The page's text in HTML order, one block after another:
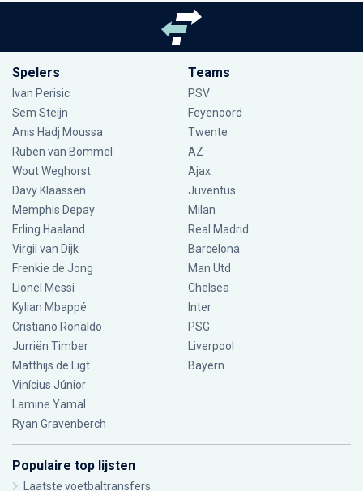
Spelers
Ivan Perisic
Sem Steijn
Anis Hadj Moussa
Ruben van Bommel
Wout Weghorst
Davy Klaassen
Memphis Depay
Erling Haaland
Virgil van Dijk
Frenkie de Jong
Lionel Messi
Kylian Mbappé
Cristiano Ronaldo
Jurriën Timber
Matthijs de Ligt
Vinícius Júnior
Lamine Yamal
Ryan Gravenberch
Teams
PSV
Feyenoord
Twente
AZ
Ajax
Juventus
Milan
Real Madrid
Barcelona
Man Utd
Chelsea
Inter
PSG
Liverpool
Bayern
Populaire top lijsten
Laatste voetbaltransfers